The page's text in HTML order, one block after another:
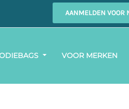
AANMELDEN VOOR
VOOR MERKEN